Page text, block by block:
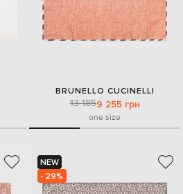
BRUNELLO CUCINELLI
13 1859 255 грн
one size
NEW
- 29%